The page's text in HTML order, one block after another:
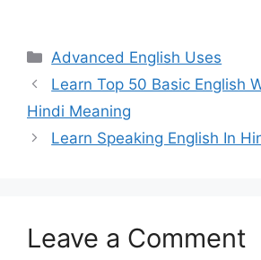
Categories
Advanced English Uses
Learn Top 50 Basic English
Hindi Meaning
Learn Speaking English In
Leave a Comment